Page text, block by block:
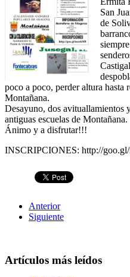
San
de
poco a poco, perder altura hasta
Montañana.
Desayuno, dos avituallamientos
antiguas escuelas de Montañana.
Ánimo y a disfrutar!!!
INSCRIPCIONES: http://
Anterior
Siguiente
Artículos más leídos